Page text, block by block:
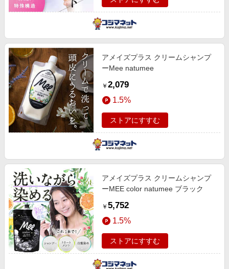
アメイズプラス クリームシャンプ
ーMee natumee
￥ 2,079
1.5%
ストアにすすむ
アメイズプラス クリームシャンプ
ーMEE color natumee ブラック
￥ 5,752
1.5%
ストアにすすむ